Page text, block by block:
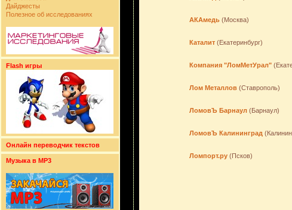
Дайджесты
Полезное об исследованиях
Flash игры
Онлайн переводчик текстов
Музыка в MP3
АКАмедь (Москва)
Каталит (Екатеринбург)
Компания "ЛомМетУрал"
Лом Металлов (Ставрополь)
ЛомовЪ Барнаул (Барнаул)
ЛомовЪ Калининград
Ломпорт.ру (Псков)